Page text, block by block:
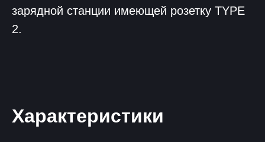
зарядной станции имеющей розетку TYPE
2.
Характеристики